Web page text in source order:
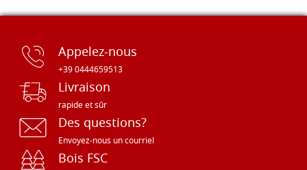
Appelez-nous
+39 0444659513
Livraison
rapide et sûr
Des questions?
Envoyez-nous un courriel
Bois FSC